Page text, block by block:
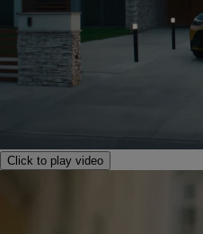
Click to play video